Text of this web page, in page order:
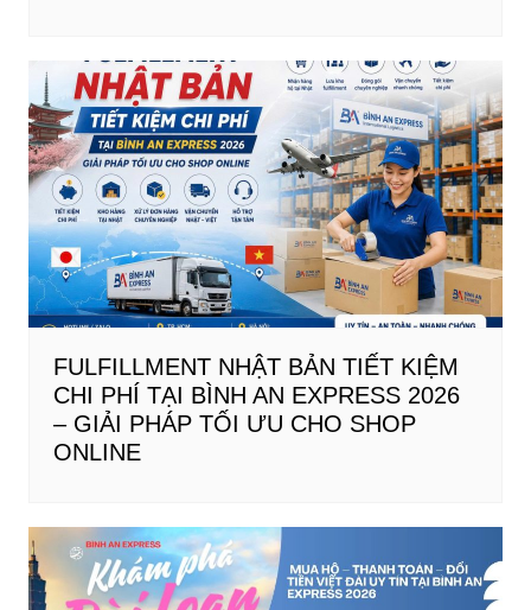
FULFILLMENT NHẬT BẢN TIẾT KIỆM
CHI PHÍ TẠI BÌNH AN EXPRESS 2026
– GIẢI PHÁP TỐI ƯU CHO SHOP
ONLINE